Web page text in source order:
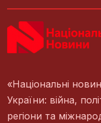
«Національні
України: війна,
регіони та